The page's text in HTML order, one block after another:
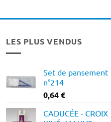
à
LES PLUS VENDUS
Set de pansement
n°214
0,64€
CADUCÉE - CROIX